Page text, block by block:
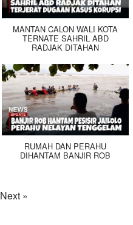
MANTAN CALON WALI KOTA
TERNATE SAHRIL ABD
RADJAK DITAHAN
RUMAH DAN PERAHU
DIHANTAM BANJIR ROB
Next »